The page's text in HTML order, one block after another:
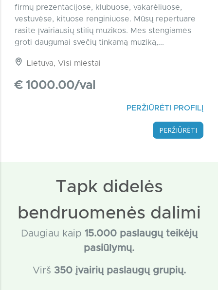
firmų prezentacijose, klubuose, vakarėliuose,
vestuvėse, kituose renginiuose. Mūsų repertuare
rasite įvairiausių stilių muzikos. Mes stengiamės
groti daugumai svečių tinkamą muziką,...
Lietuva, Visi miestai
€ 1000.00/val
PERŽIŪRĖTI PROFILĮ
PERŽIŪRĖTI
Tapk didelės
bendruomenės dalimi
Daugiau kaip 15.000 paslaugų teikėjų
pasiūlymų.
Virš 350 įvairių paslaugų grupių.